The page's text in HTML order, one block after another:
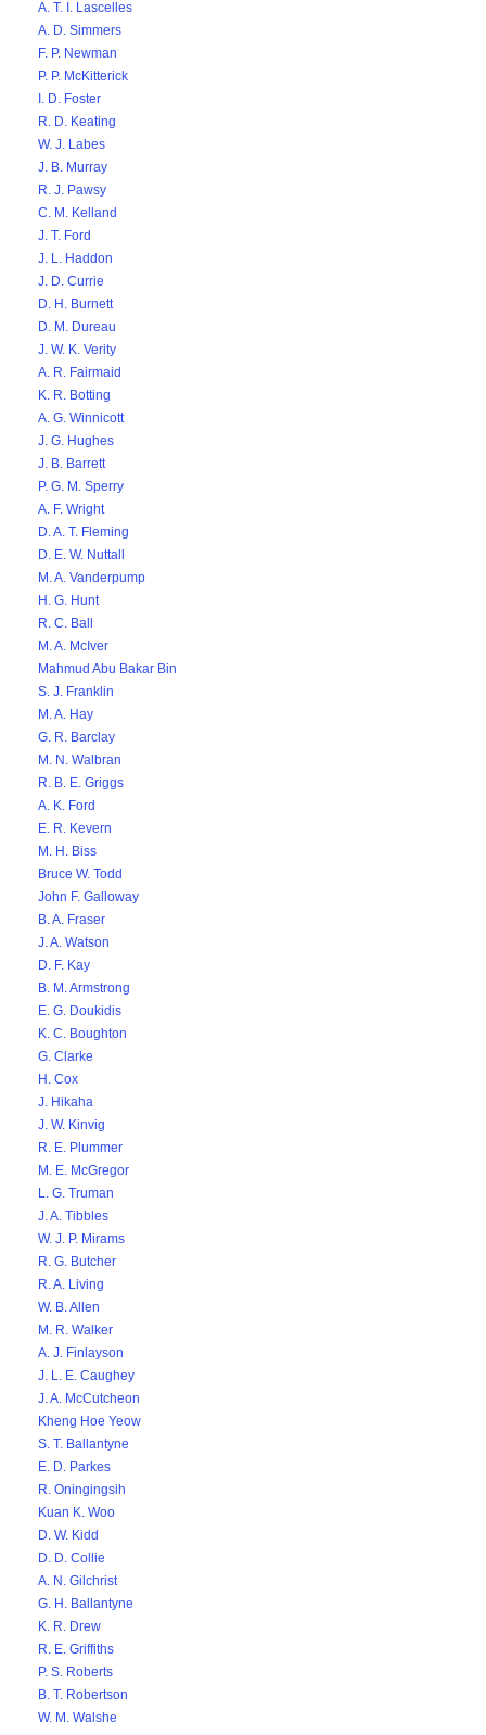
A. T. I. Lascelles
A. D. Simmers
F. P. Newman
P. P. McKitterick
I. D. Foster
R. D. Keating
W. J. Labes
J. B. Murray
R. J. Pawsy
C. M. Kelland
J. T. Ford
J. L. Haddon
J. D. Currie
D. H. Burnett
D. M. Dureau
J. W. K. Verity
A. R. Fairmaid
K. R. Botting
A. G. Winnicott
J. G. Hughes
J. B. Barrett
P. G. M. Sperry
A. F. Wright
D. A. T. Fleming
D. E. W. Nuttall
M. A. Vanderpump
H. G. Hunt
R. C. Ball
M. A. McIver
Mahmud Abu Bakar Bin
S. J. Franklin
M. A. Hay
G. R. Barclay
M. N. Walbran
R. B. E. Griggs
A. K. Ford
E. R. Kevern
M. H. Biss
Bruce W. Todd
John F. Galloway
B. A. Fraser
J. A. Watson
D. F. Kay
B. M. Armstrong
E. G. Doukidis
K. C. Boughton
G. Clarke
H. Cox
J. Hikaha
J. W. Kinvig
R. E. Plummer
M. E. McGregor
L. G. Truman
J. A. Tibbles
W. J. P. Mirams
R. G. Butcher
R. A. Living
W. B. Allen
M. R. Walker
A. J. Finlayson
J. L. E. Caughey
J. A. McCutcheon
Kheng Hoe Yeow
S. T. Ballantyne
E. D. Parkes
R. Oningingsih
Kuan K. Woo
D. W. Kidd
D. D. Collie
A. N. Gilchrist
G. H. Ballantyne
K. R. Drew
R. E. Griffiths
P. S. Roberts
B. T. Robertson
W. M. Walshe